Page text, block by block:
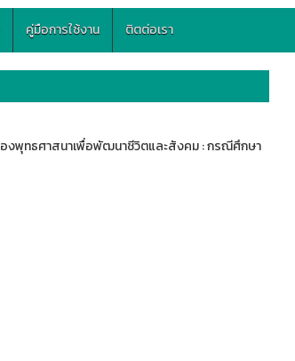
คู่มือการใช้งาน ติตต่อเรา
องพุทธศาสนาเพื่อพัฒนาชีวิตและสังคม : กรณีศึกษา